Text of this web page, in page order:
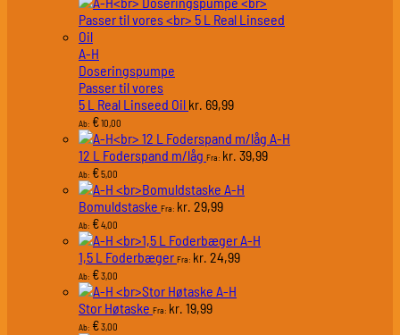
A-H
Doseringspumpe
Passer til vores
5 L Real Linseed Oil kr. 69,99
Ab: €10,00
A-H
12 L Foderspand m/låg Fra: kr. 39,99
Ab: €5,00
A-H
Bomuldstaske Fra: kr. 29,99
Ab: €4,00
A-H
1,5 L Foderbæger Fra: kr. 24,99
Ab: €3,00
A-H
Stor Høtaske Fra: kr. 19,99
Ab: €3,00